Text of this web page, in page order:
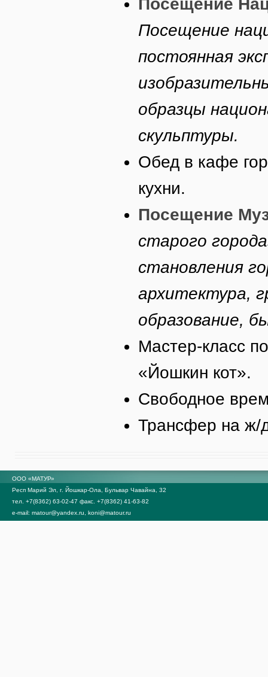
Посещение
Посещение
постоянная
образцы
скульптуры.
Обед в кафе
кухни.
Посещение
старого
становления
архитектура,
образование,
Мастер-класс
«Йошкин кот».
Свободное
Трансфер на ж/
ООО «МАТУР»
Респ Марий Эл, г. Йошкар-Ола, Бульвар Чавайна, 32
тел. +7(8362) 63-02-47 факс. +7(8362) 41-63-82
e-mail: matour@yandex.ru, koni@matour.ru